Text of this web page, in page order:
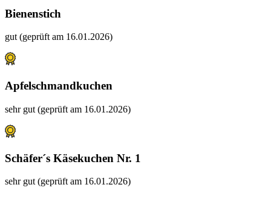
Bienenstich
gut (geprüft am 16.01.2026)
Apfelschmandkuchen
sehr gut (geprüft am 16.01.2026)
Schäfer´s Käsekuchen Nr. 1
sehr gut (geprüft am 16.01.2026)